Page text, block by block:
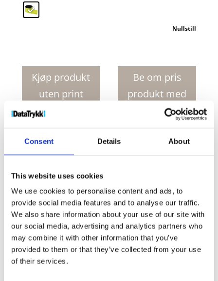
Consent Details About
This website uses cookies
We use cookies to personalise content and ads, to
provide social media features and to analyse our traffic.
We also share information about your use of our site with
our social media, advertising and analytics partners who
may combine it with other information that you’ve
provided to them or that they’ve collected from your use
of their services.
Nullstill
Hitz
slapwrap
refleksbånd
antall
Kjøp produkt
uten print
Be om pris
produkt med
print
Produktnr: Kategorier:
Verktøy
og biltilbehør
Stikkord:
reflectors, safety ,silicone
, slap bracelet slap bracelets strap straps
Kjøp produkt uten print